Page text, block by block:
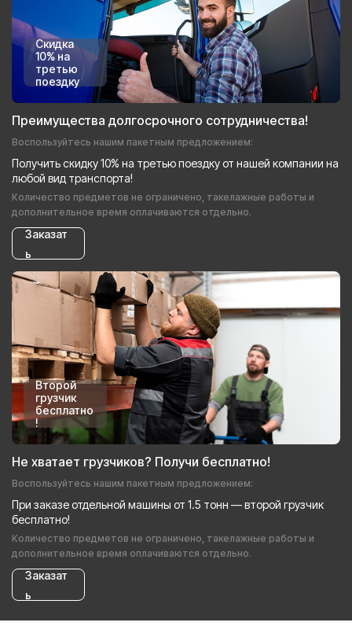
Скидка
10% на
третью
поездку
Преимущества долгосрочного сотрудничества!
Воспользуйтесь нашим пакетным предложением:
Получить скидку 10% на третью поездку от нашей компании на
любой вид транспорта!
Количество предметов не ограничено, такелажные работы и
дополнительное время оплачиваются отдельно.
Заказат
ь
Второй
грузчик
бесплатно
!
Не хватает грузчиков? Получи бесплатно!
Воспользуйтесь нашим пакетным предложением:
При заказе отдельной машины от 1.5 тонн — второй грузчик
бесплатно!
Количество предметов не ограничено, такелажные работы и
дополнительное время оплачиваются отдельно.
Заказат
ь